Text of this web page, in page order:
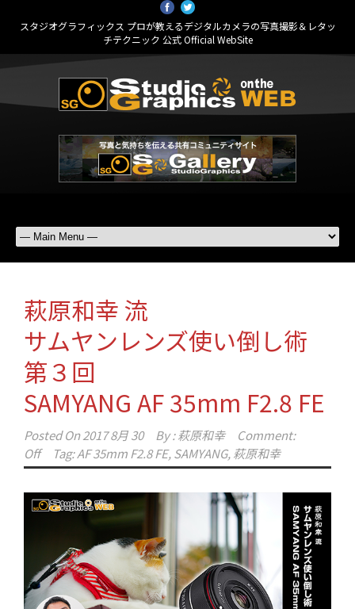
スタジオグラフィックス プロが教えるデジタルカメラの写真撮影＆レタッ
チテクニック 公式 Official WebSite
萩原和幸 流
サムヤンレンズ使い倒し術
第３回
SAMYANG AF 35mm F2.8 FE
Posted On2017 8月 30 By :萩原和幸
Comment:
Off
Tag:AF 35mm F2.8 FE,SAMYANG,萩原和幸